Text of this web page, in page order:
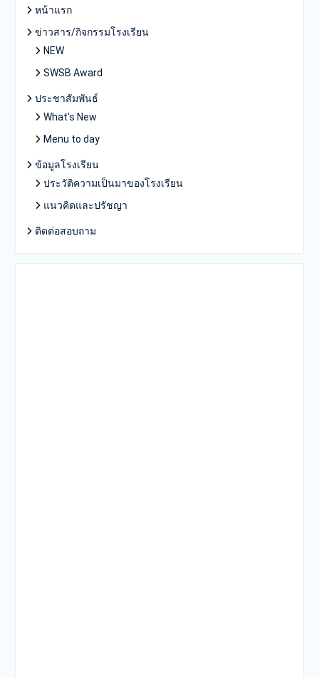
หน้าแรก
ข่าวสาร/กิจกรรมโรงเรียน
NEW
SWSB Award
ประชาสัมพันธ์
What’s New
Menu to day
ข้อมูลโรงเรียน
ประวัติความเป็นมาของโรงเรียน
แนวคิดและปรัชญา
ติดต่อสอบถาม